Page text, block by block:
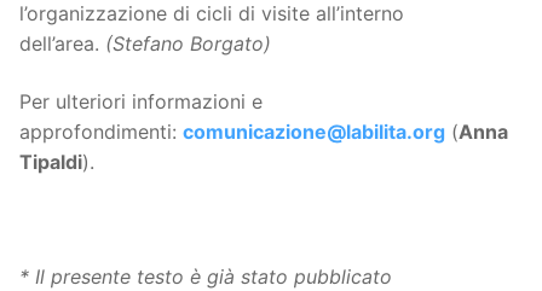
l’organizzazione di cicli di visite all’interno
dell’area. (Stefano Borgato)
Per ulteriori informazioni e
approfondimenti: comunicazione@labilita.org (Anna
Tipaldi).
* Il presente testo è già stato pubblicato